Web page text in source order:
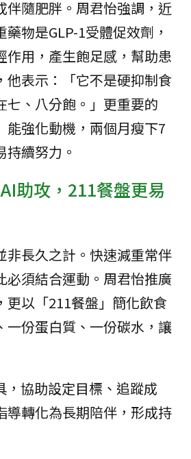
伴隨肥胖。周君怡強調，近
物是GLP-1受體促效劑，
作用，產生飽足感，幫助患
他表示：「它不是硬抑制食
七、八分飽。」更重要的
能強化動機，兩個月瘦下7
續努力。
助攻，211餐盤更易
非長久之計。快速減重常伴
必須結合運動。周君怡推廣
更以「211餐盤」簡化飲食
一份蛋白質、一份碳水，讓
，協助設定目標、追蹤成
導轉化為長期陪伴，形成持